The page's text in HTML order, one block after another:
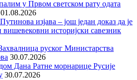
у Првом светском рату одата
01.08.2026
изјава – још један доказ да је
вишевековни историјски савезник
руског Министарства
30.07.2026
Дана Ратне морнарице Русије
30.07.2026